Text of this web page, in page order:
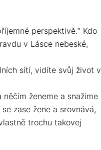
perspektivě.“ Kdo
v Lásce nebeské,
sítí, vidíte svůj život v
ženeme a snažíme
zase žene a srovnává,
trochu takovej